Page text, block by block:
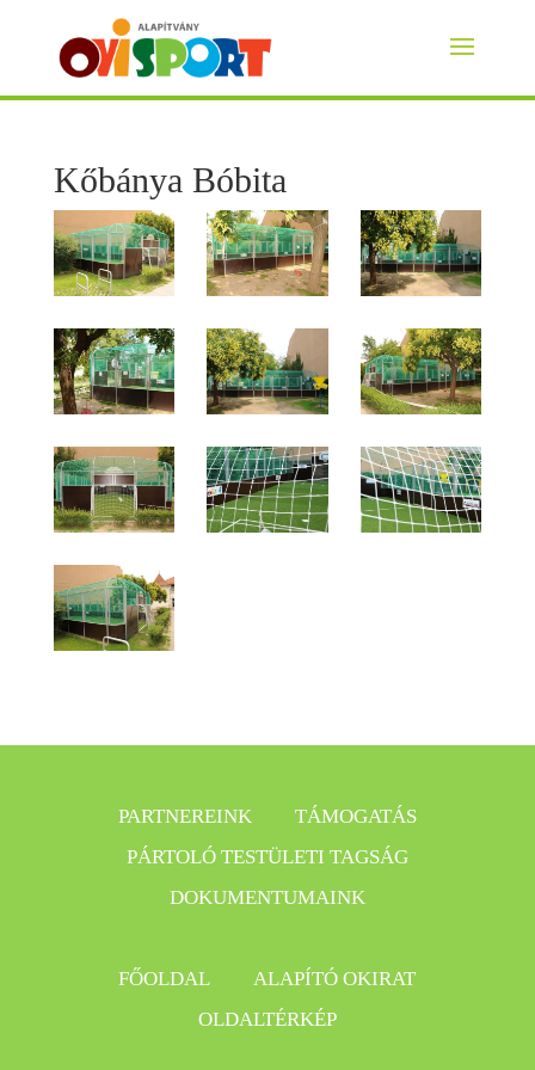
Kőbánya Bóbita
PARTNEREINK
TÁMOGATÁS
PÁRTOLÓ TESTÜLETI TAGSÁG
DOKUMENTUMAINK
FŐOLDAL
ALAPÍTÓ OKIRAT
OLDALTÉRKÉP